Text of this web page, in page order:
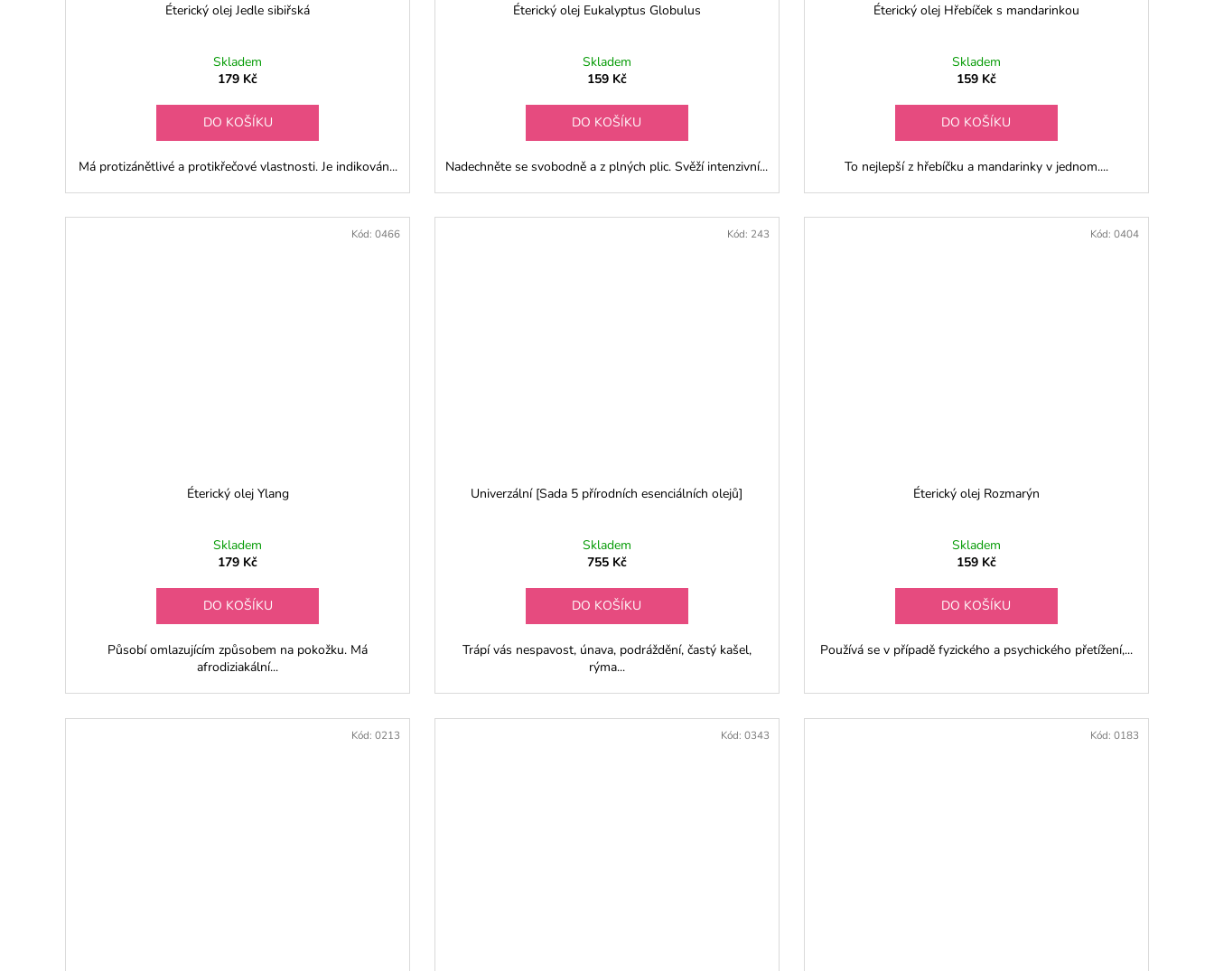
Éterický olej Jedle sibiřská
Skladem
179 Kč
DO KOŠÍKU
Má protizánětlivé a protikřečové vlastnosti. Je indikován...
Éterický olej Eukalyptus Globulus
Skladem
159 Kč
DO KOŠÍKU
Nadechněte se svobodně a z plných plic. Svěží intenzivní...
Éterický olej Hřebíček s mandarinkou
Skladem
159 Kč
DO KOŠÍKU
To nejlepší z hřebíčku a mandarinky v jednom....
Éterický olej Ylang
Skladem
179 Kč
DO KOŠÍKU
Působí omlazujícím způsobem na pokožku. Má
afrodiziakální...
Kód:0466
Univerzální [Sada 5 přírodních esenciálních olejů]
Skladem
755 Kč
DO KOŠÍKU
Trápí vás nespavost, únava, podráždění, častý kašel,
rýma...
Kód: 243
Éterický olej Rozmarýn
Skladem
159 Kč
DO KOŠÍKU
Používá se v případě fyzického a psychického přetížení,...
Kód: 0404
Kód:0213 Kód: 0343 Kód: 0183